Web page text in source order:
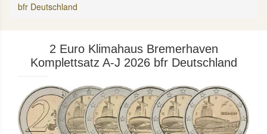
bfr Deutschland
2 Euro Klimahaus Bremerhaven
Komplettsatz A-J 2026 bfr Deutschland